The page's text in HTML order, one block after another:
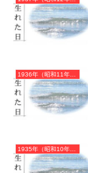
1936年（昭和11年）丙子（ひのえね）・子年（ねずみ年）カレンダー（月曜はじまり）
1935年（昭和10年）乙亥（きのとい）・亥年（いのしし年）カレンダー（月曜はじまり）